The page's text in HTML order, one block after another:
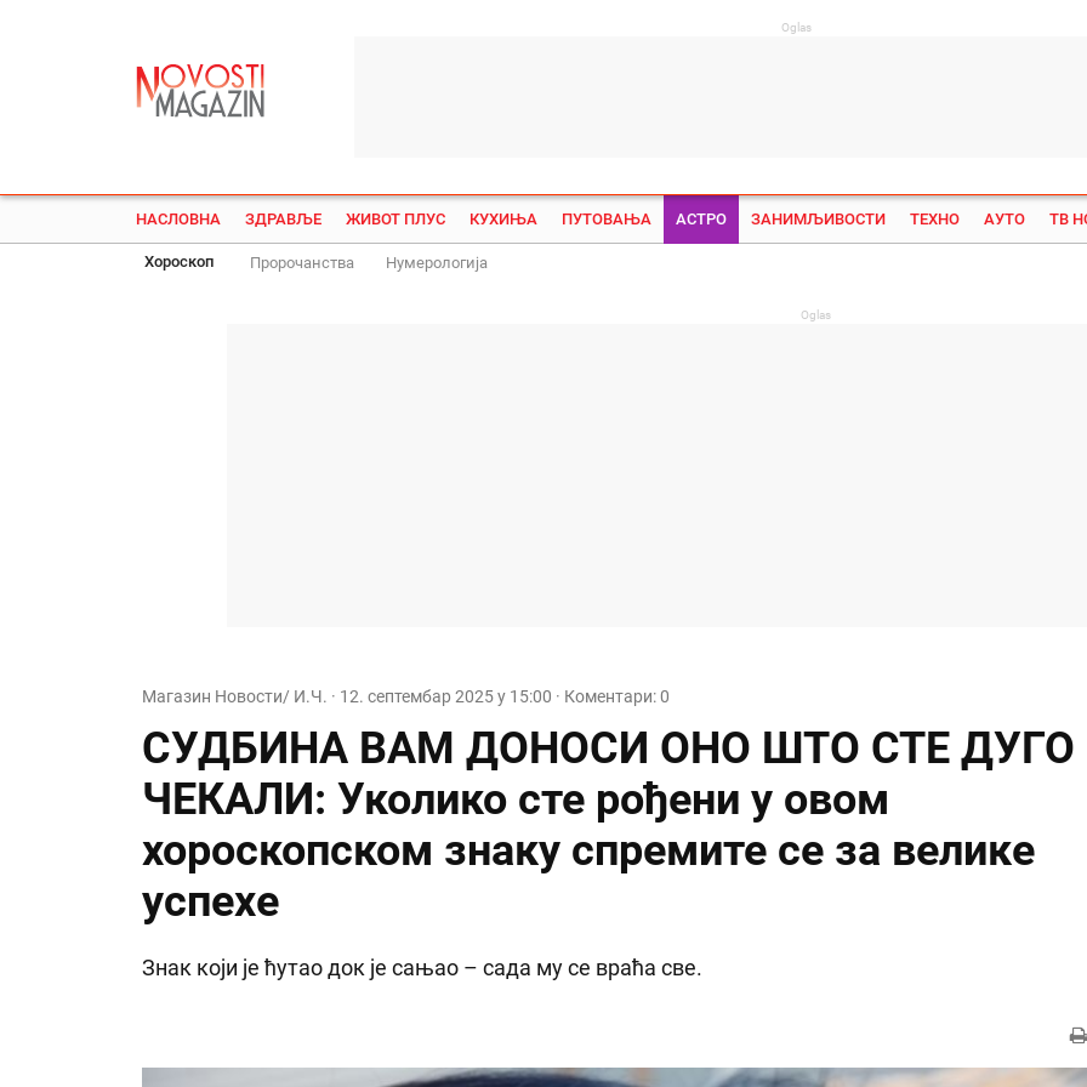
Oglas
НАСЛОВНА ЗДРАВЉЕ ЖИВОТ ПЛУС КУХИЊА ПУТОВАЊА АСТРО
Хороскоп Пророчанства Нумерологија
ЗАНИМЉИВОСТИ ТЕХНО АУТО ТВ
Oglas
Магазин Новости/ И.Ч. · 12. септембар 2025 у 15:00 · Коментари: 0
СУДБИНА ВАМ ДОНОСИ ОНО ШТО СТЕ ДУГО
ЧЕКАЛИ: Уколико сте рођени у овом
хороскопском знаку спремите се за велике
успехе
Знак који је ћутао док је сањао – сада му се враћа све.